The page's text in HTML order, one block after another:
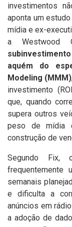
investimentos
aponta um
mídia e ex-
a Westwood
aquém do
Modeling (MMM)
investimento
que, quando
supera outros
peso de mídia
construção de
Segundo Fix,
frequentemente
semanais
e dificulta a
anúncios em
a adoção de